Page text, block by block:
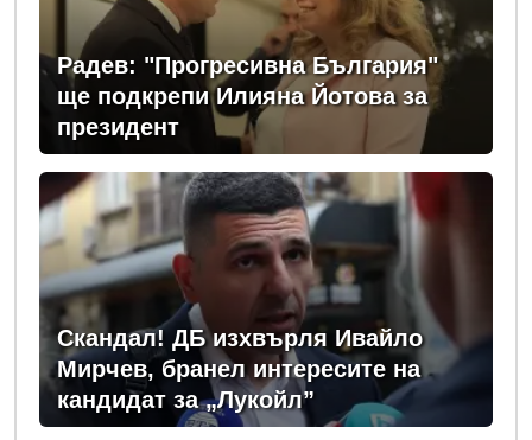
Радев: "Прогресивна България"
ще подкрепи Илияна Йотова за
президент
Скандал! ДБ изхвърля Ивайло
Мирчев, бранел интересите на
кандидат за „Лукойл”